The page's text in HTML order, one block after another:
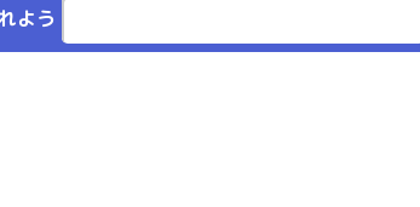
よう